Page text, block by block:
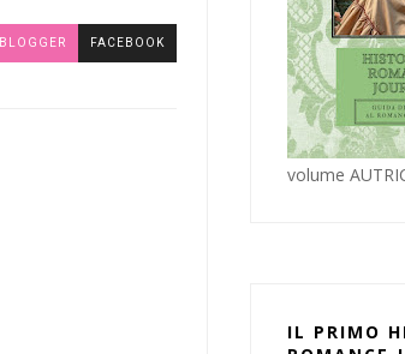
BLOGGER FACEBOOK
volume
IL PRIMO